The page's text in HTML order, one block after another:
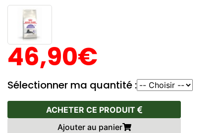
46,90€
Sélectionner ma quantité :
ACHETER CE PRODUIT
Ajouter au panier